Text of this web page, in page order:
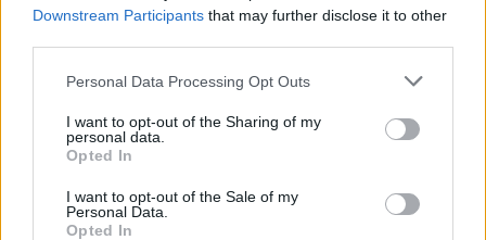
Downstream Participants that may further disclose it to other
Please note that this website/app uses one or more Google
not limited to your visit or usage behaviour. You may click to
grant or deny consent to Google and its third-party tags to
use your data for below specified purposes in below Google
consent section.
Personal Data Processing Opt Outs
I want to opt-out of the Sharing of my
personal data.
Opted In
I want to opt-out of the Sale of my
Personal Data.
Opted In
Reso facile e gratuitoentro 28 giorni.
Spedizione gratuitaper ordini superiori a 150 euro.
Per maggiori dettagli consultate la nostra
Guida
all'acquisto